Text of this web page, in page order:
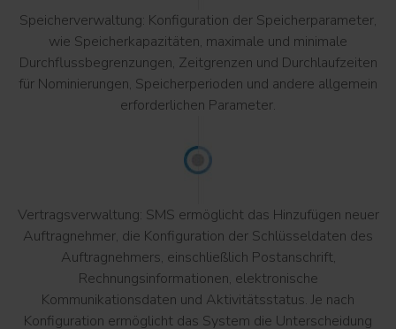
Speicherverwaltung: Konfiguration der Speicherparameter,
wie Speicherkapazitäten, maximale und minimale
Durchflussbegrenzungen, Zeitgrenzen und Durchlaufzeiten
für Nominierungen, Speicherperioden und andere allgemein
erforderlichen Parameter.
Vertragsverwaltung: SMS ermöglicht das Hinzufügen neuer
Auftragnehmer, die Konfiguration der Schlüsseldaten des
Auftragnehmers, einschließlich Postanschrift,
Rechnungsinformationen, elektronische
Kommunikationsdaten und Aktivitätsstatus. Je nach
Konfiguration ermöglicht das System die Unterscheidung